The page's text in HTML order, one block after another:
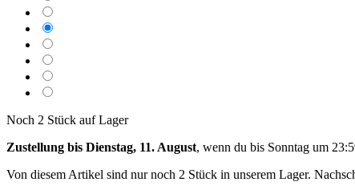
Noch 2 Stück auf Lager
Zustellung bis Dienstag, 11. August, wenn du bis Sonntag um
Von diesem Artikel sind nur noch 2 Stück in unserem Lager.